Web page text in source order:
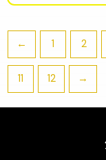
← 1 2
11 12 →